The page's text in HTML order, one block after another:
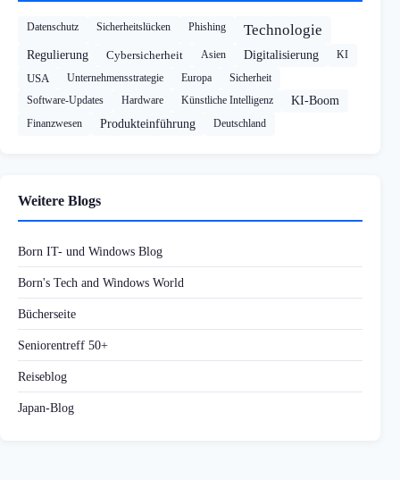
Datenschutz Sicherheitslücken Phishing Technologie
Regulierung Cybersicherheit Asien Digitalisierung KI
USA Unternehmensstrategie Europa
Sicherheit
Software-Updates
Hardware Künstliche Intelligenz KI-Boom
Finanzwesen Produkteinführung Deutschland
Weitere Blogs
Born IT- und Windows Blog
Born's Tech and Windows World
Bücherseite
Seniorentreff 50+
Reiseblog
Japan-Blog